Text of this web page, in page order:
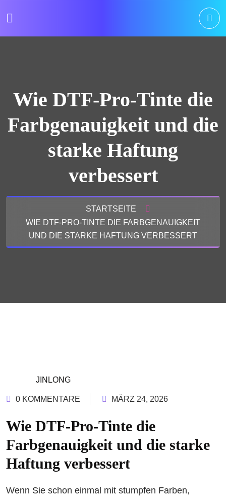
Wie DTF-Pro-Tinte die
Farbgenauigkeit und die
starke Haftung
verbessert
STARTSEITE
WIE DTF-PRO-TINTE DIE FARBGENAUIGKEIT
UND DIE STARKE HAFTUNG VERBESSERT
JINLONG
0 KOMMENTARE MÄRZ 24, 2026
Wie DTF-Pro-Tinte die
Farbgenauigkeit und die starke
Haftung verbessert
Wenn Sie schon einmal mit stumpfen Farben,